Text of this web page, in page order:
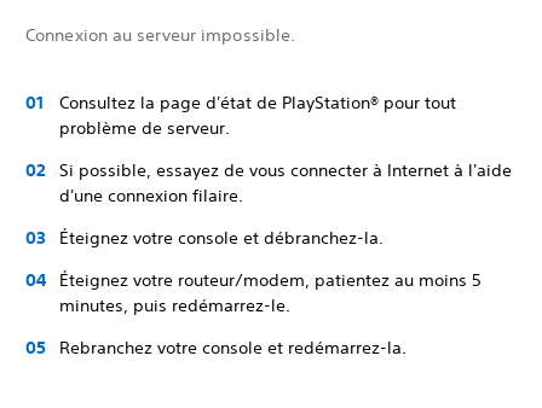
Connexion au serveur impossible.
Consultez la page d'état de PlayStation® pour tout
problème de serveur.
Si possible, essayez de vous connecter à Internet à l'aide
d'une connexion filaire.
Éteignez votre console et débranchez-la.
Éteignez votre routeur/modem, patientez au moins 5
minutes, puis redémarrez-le.
Rebranchez votre console et redémarrez-la.